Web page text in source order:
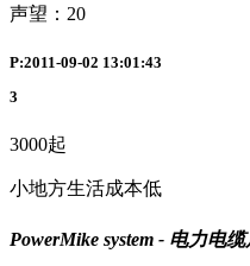
声望： 20
P:2011-09-02 13:01:43
3
3000起
小地方生活成本低
PowerMike system - 电力电